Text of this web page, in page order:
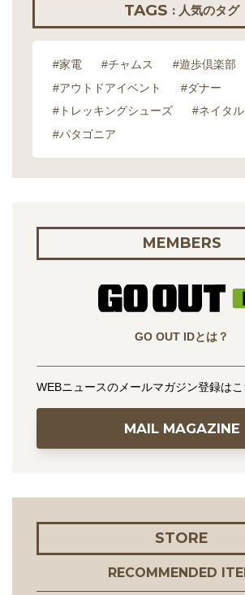
TAGS : 人気のタグ
#家電 #チャムス #遊歩倶楽部
#アウトドアイベント
#ダナー
#トレッキングシューズ
#ネイタ
#パタゴニア
MEMBERS
GO OUT IDとは？
WEBニュースのメールマガジン登録はこ
MAIL MAGAZINE
STORE
RECOMMENDED